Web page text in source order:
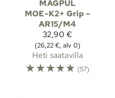
MAGPUL
MOE-K2+ Grip –
AR15/M4
32,90 €
(26,22 €, alv 0)
Heti saatavilla
☆☆☆☆☆ (57)